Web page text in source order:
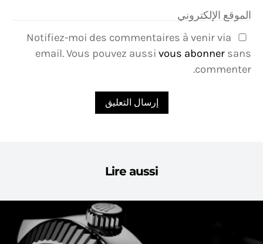
الموقع الإلكتروني
Notifiez-moi des commentaires à venir via
email. Vous pouvez aussi vous abonner sans
commenter.
Lire aussi